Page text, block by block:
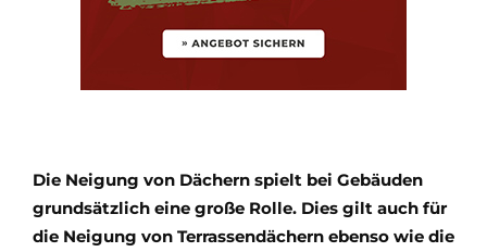
Die Neigung von Dächern spielt bei Gebäuden
grundsätzlich eine große Rolle. Dies gilt auch für
die Neigung von Terrassendächern ebenso wie die